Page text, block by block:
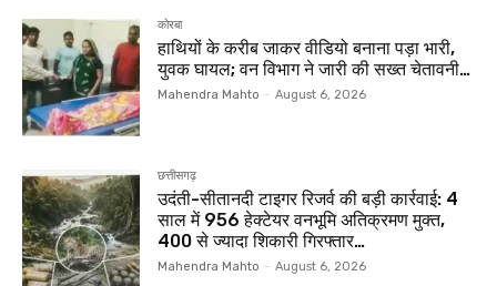
कोरबा
हाथियों के करीब जाकर वीडियो बनाना पड़ा भारी,
युवक घायल; वन विभाग ने जारी की सख्त चेतावनी…
Mahendra Mahto - August 6, 2026
छत्तीसगढ़
उदंती-सीतानदी टाइगर रिजर्व की बड़ी कार्रवाई: 4
साल में 956 हेक्टेयर वनभूमि अतिक्रमण मुक्त,
400 से ज्यादा शिकारी गिरफ्तार…
Mahendra Mahto - August 6, 2026